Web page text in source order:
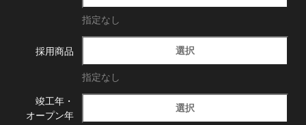
指定なし
採用商品 選択
指定なし
竣工年・
オープン年
選択